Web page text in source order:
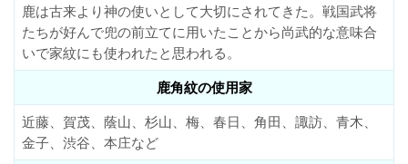
鹿は古来より神の使いとして大切にされてきた。戦国武将
たちが好んで兜の前立てに用いたことから尚武的な意味合
いで家紋にも使われたと思われる。
鹿角紋の使用家
近藤、賀茂、蔭山、杉山、梅、春日、角田、諏訪、青木、
金子、渋谷、本庄など